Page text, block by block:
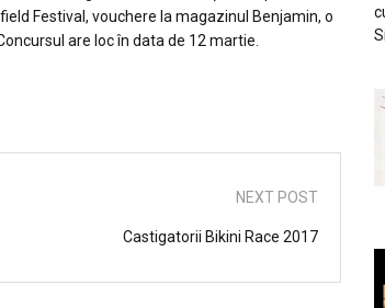
Festival, vouchere la magazinul Benjamin, o
are loc în data de 12 martie.
NEXT POST
Castigatorii Bikini Race 2017